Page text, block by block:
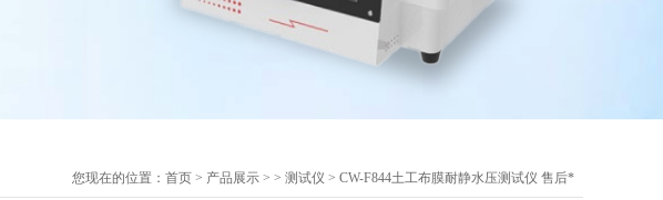
您现在的位置： 首页 > 产品展示 > > 测试仪 > CW-F844土工布膜耐静水压测试仪 售后*